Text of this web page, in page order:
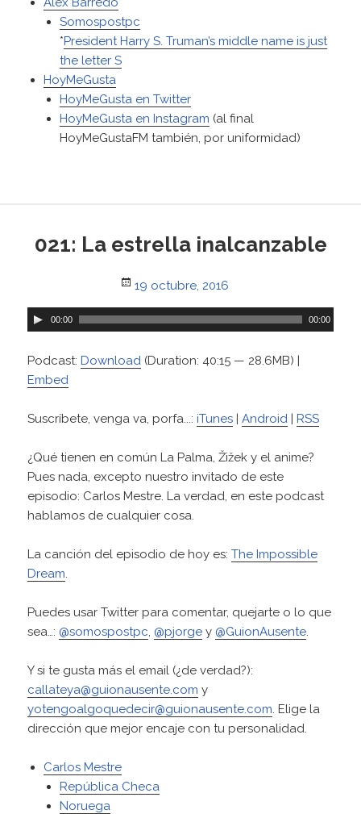
Somospostpc
*President Harry S. Truman’s middle name is just
the letter S
HoyMeGusta
HoyMeGusta en Twitter
HoyMeGusta en Instagram (al final
HoyMeGustaFM también, por uniformidad)
021: La estrella inalcanzable
Posted
on
19 octubre, 2016
R
e
p
r
d
c
t
o
r
e
a
d
i
00:00 00:00
Podcast:Download (Duration: 40:15 — 28.6MB) |
Embed
Suscríbete, venga va, porfa...:iTunes |Android |RSS
¿Qué tienen en común La Palma, Žižek y el anime?
Pues nada, excepto nuestro invitado de este
episodio: Carlos Mestre. La verdad, en este podcast
hablamos de cualquier cosa.
La canción del episodio de hoy es:The Impossible
Dream.
Puedes usar Twitter para comentar, quejarte o lo que
sea…: @somospostpc, @pjorge y @GuionAusente.
Y si te gusta más el email (¿de verdad?):
callateya@guionausente.com y
yotengoalgoquedecir@guionausente.com. Elige la
dirección que mejor encaje con tu personalidad.
Carlos Mestre
República Checa
Noruega